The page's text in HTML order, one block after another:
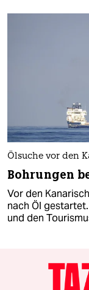
Ölsuche vor den
Bohrungen
Vor den
nach Öl
und den